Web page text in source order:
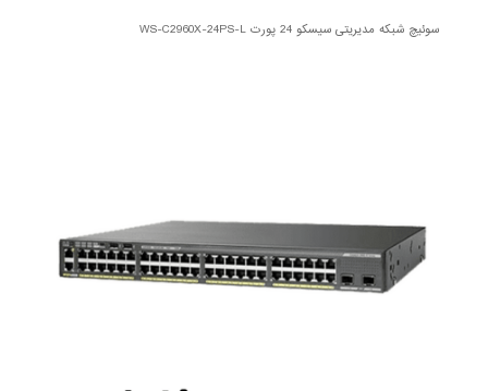
سوئیچ شبکه مدیریتی سیسکو 24 پورت WS-C2960X-24PS-L